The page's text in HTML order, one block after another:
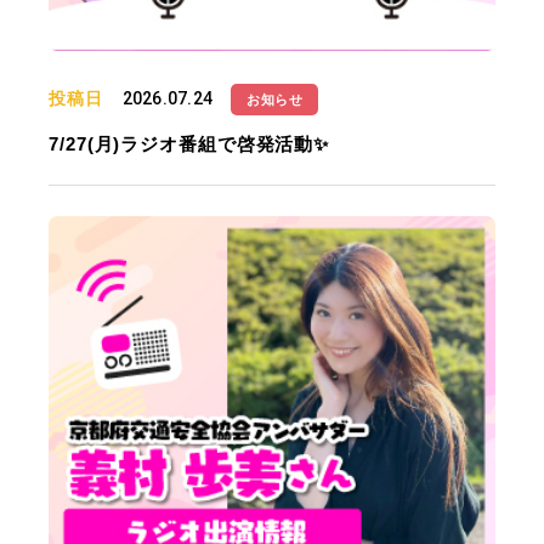
投稿日 2026.07.24 お知らせ
7/27(月)ラジオ番組で啓発活動✨